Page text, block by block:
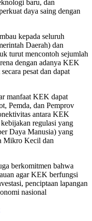
baru, dan
daya saing dengan
kepada seluruh
Daerah) dan
turut mencontoh sejumlah
dengan adanya KEK
pesat dan dapat
manfaat KEK dapat
Pemda, dan Pemprov
antara KEK
regulasi yang
Daya Manusia) yang
Mikro Kecil dan
berkomitmen bahwa
agar KEK berfungsi
penciptaan lapangan
nasional